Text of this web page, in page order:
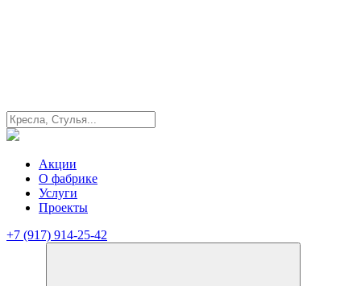
Акции
О фабрике
Услуги
Проекты
+7 (917) 914-25-42